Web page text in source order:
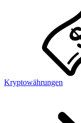
Kryptowährungen